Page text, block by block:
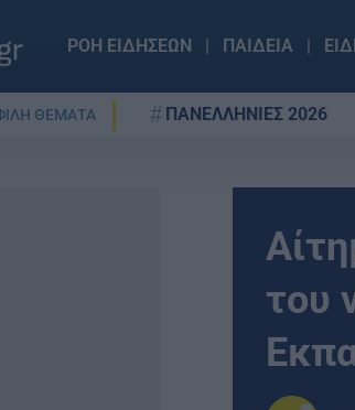
ΡΟΗ ΕΙΔΗΣΕΩΝ ΠΑΙΔΕΙΑ
ΘΕΜΑΤΑ ΠΑΝΕΛΛΗΝΙΕΣ 2026
του